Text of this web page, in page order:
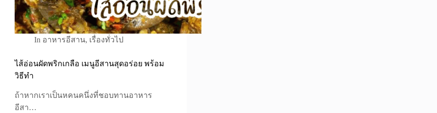
In อาหารอีสาน, เรื่องทั่วไป
ไส้อ่อนผัดพริกเกลือ เมนูอีสานสุดอร่อย พร้อม
วิธีทำ
ถ้าหากเราเป็นหคนคนึ่งที่ชอบทานอาหาร
อีสา…